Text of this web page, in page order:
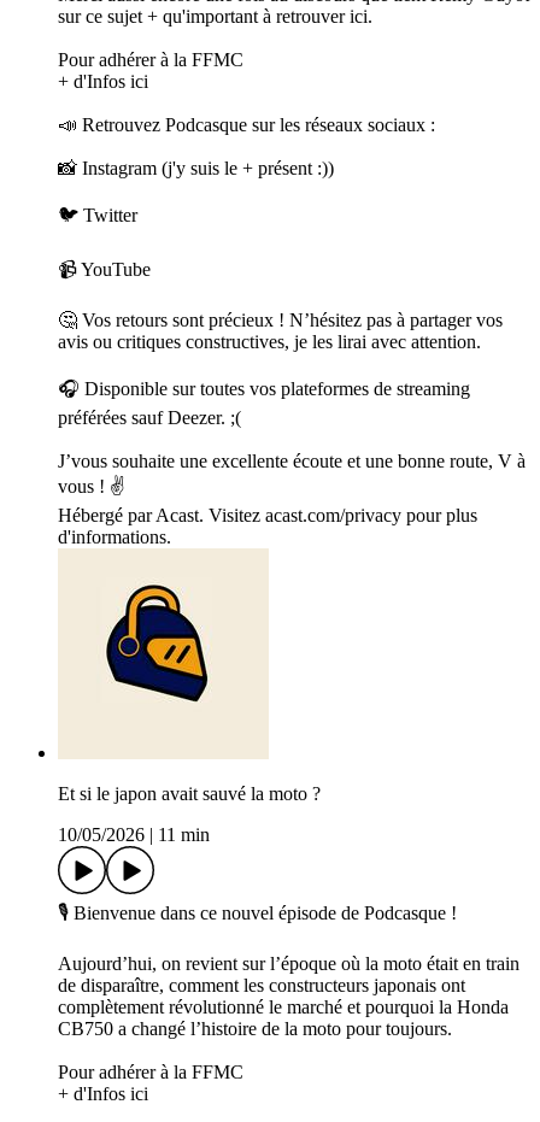
sur ce sujet + qu'important à retrouver ici.
Pour adhérer à la FFMC
+ d'Infos ici
📣 Retrouvez Podcasque sur les réseaux sociaux :
📸 Instagram (j'y suis le + présent :))
🐦 Twitter
📹 YouTube
🤔 Vos retours sont précieux ! N’hésitez pas à partager vos
avis ou critiques constructives, je les lirai avec attention.
🎧 Disponible sur toutes vos plateformes de streaming
préférées sauf Deezer. ;(
J’vous souhaite une excellente écoute et une bonne route, V à
vous ! ✌️
Hébergé par Acast. Visitez acast.com/privacy pour plus
d'informations.
Et si le japon avait sauvé la moto ?
10/05/2026
11 min
🎙️ Bienvenue dans ce nouvel épisode de Podcasque !
Aujourd’hui, on revient sur l’époque où la moto était en train
de disparaître, comment les constructeurs japonais ont
complètement révolutionné le marché et pourquoi la Honda
CB750 a changé l’histoire de la moto pour toujours.
Pour adhérer à la FFMC
+ d'Infos ici